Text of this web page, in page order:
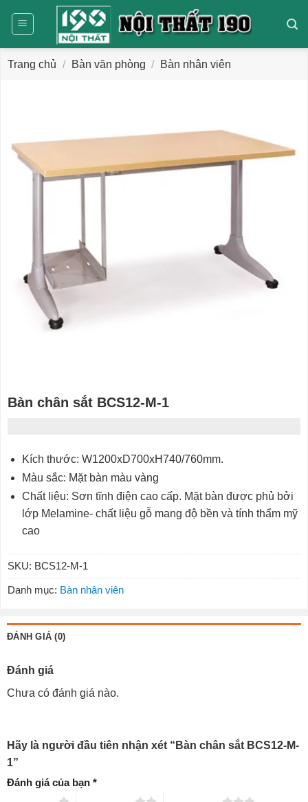
dung
Trang chủ / Bàn văn phòng / Bàn nhân viên
Bàn chân sắt BCS12-M-1
Kích thước: W1200xD700xH740/760mm.
Màu sắc: Mặt bàn màu vàng
Chất liệu: Sơn tĩnh điện cao cấp. Mặt bàn được phủ bởi
lớp Melamine- chất liệu gỗ mang độ bền và tính thẩm mỹ
cao
SKU: BCS12-M-1
Danh mục: Bàn nhân viên
ĐÁNH GIÁ (0)
Đánh giá
Chưa có đánh giá nào.
Hãy là người đầu tiên nhận xét “Bàn chân sắt BCS12-M-
1”
Đánh giá của bạn *